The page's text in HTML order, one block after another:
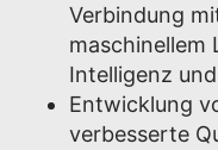
Verbindung
maschinellem
Intelligenz
Entwicklung
verbesserte